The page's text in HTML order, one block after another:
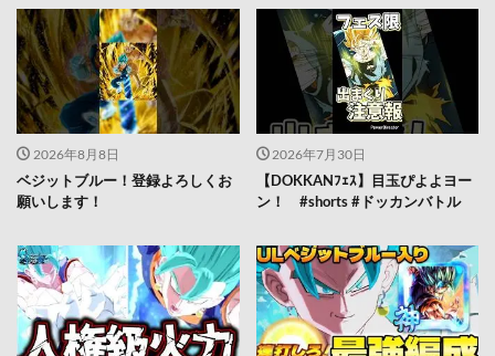
2026年8月8日
ベジットブルー！登録よろしくお
願いします！
2026年7月30日
【DOKKANﾌｪｽ】目玉ぴよよヨー
ン！ #shorts #ドッカンバトル